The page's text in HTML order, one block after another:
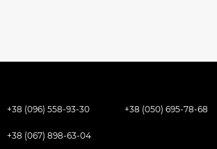
+38 (096) 558-93-30 +38 (050) 695-78-68
+38 (067) 898-63-04